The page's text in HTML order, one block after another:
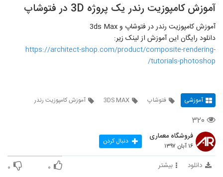
آموزش کامپوزیت رندر یک پروژه 3D در فتوشاپ
آموزش کامپوزیت رندر در فتوشاپ و 3ds Max
دانلود رایگان این آموزش از لینک زیر:
https://architect-shop.com/product/composite-rendering-
tutorials-photoshop/
آموزشی فتوشاپ 3DS MAX آموزش کامپوزیت رندر
۳۲۰
فروشگاه معماری
۱۶ آبان ۱۳۹۷ دنبال کردن
دانلود بیشتر ۰ ۰